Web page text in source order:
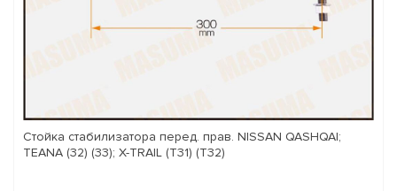
Стойка стабилизатора перед. прав. NISSAN QASHQAI;
TEANA (32) (33); X-TRAIL (T31) (T32)